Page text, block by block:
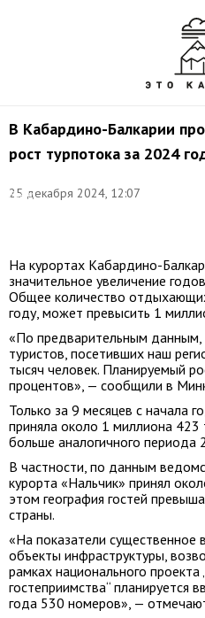
В Кабардино-Балкарии
рост турпотока за 2024
25 декабря 2024, 12:07
Елена
На курортах Кабардино-
значительное увеличение
Общее количество
году, может превысить 1
«По предварительным данным,
туристов, посетивших наш
тысяч человек. Планируемый
процентов», — сообщили в
Только за 9 месяцев с начала
приняла около 1 миллиона 423
больше аналогичного периода
В частности, по данным
курорта «Нальчик» принял
этом география гостей
страны.
«На показатели существенное
объекты инфраструктуры,
рамках национального проекта
гостеприимства“ планируется
года 530 номеров», —